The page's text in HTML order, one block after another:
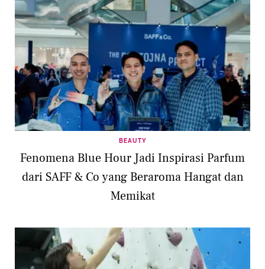
BEAUTY
Fenomena Blue Hour Jadi Inspirasi Parfum
dari SAFF & Co yang Beraroma Hangat dan
Memikat